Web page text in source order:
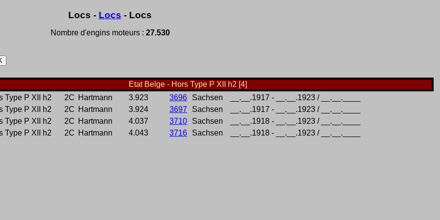
Locs - Locs - Locs
Nombre d'engins moteurs : 27.530
Etat Belge - Hors Type P XII h2 [4]
Type P XII h2
2C Hartmann 3.923 3696 Sachsen
__.__.1917 - __.__.1923 / __.__.____
Type P XII h2
2C Hartmann 3.924 3697 Sachsen
__.__.1917 - __.__.1923 / __.__.____
Type P XII h2
2C Hartmann 4.037 3710 Sachsen
__.__.1918 - __.__.1923 / __.__.____
Type P XII h2
2C Hartmann 4.043 3716 Sachsen __.__.1918 - __.__.1923 / __.__.____